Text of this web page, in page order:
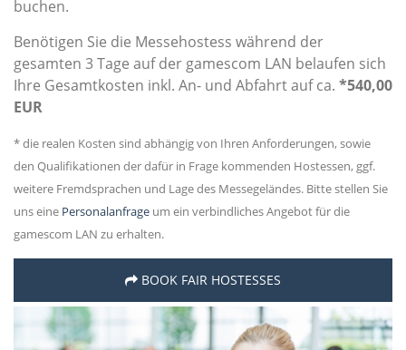
buchen.
Benötigen Sie die Messehostess während der
gesamten 3 Tage auf der gamescom LAN belaufen sich
Ihre Gesamtkosten inkl. An- und Abfahrt auf ca. *540,00
EUR
* die realen Kosten sind abhängig von Ihren Anforderungen, sowie
den Qualifikationen der dafür in Frage kommenden Hostessen, ggf.
weitere Fremdsprachen und Lage des Messegeländes. Bitte stellen Sie
uns eine Personalanfrage um ein verbindliches Angebot für die
gamescom LAN zu erhalten.
BOOK FAIR HOSTESSES